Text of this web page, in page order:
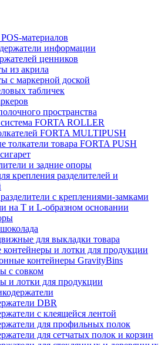
материалов
информации
ценников
из акрила
с маркерной доской
табличек
пространства
FORTA ROLLER
FORTA MULTIPUSH
толкатели товара FORTA PUSH
и задние опоры
крепления разделителей и
с креплениями-замками
на Т и L-образном основании
для выкладки товара
и лотки для продукции
контейнеры GravityBins
с совком
и лотки для продукции
DBR
с клеящейся лентой
для профильных полок
для сетчатых полок и корзин